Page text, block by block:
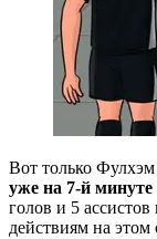
Вот только
уже на 7-й минуте
голов и 5
действиям на этом